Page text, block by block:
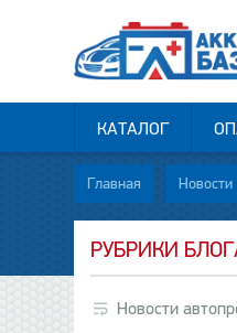
КАТАЛОГ
Главная Новости
РУБРИКИ
Новости